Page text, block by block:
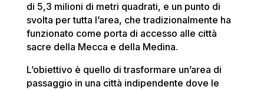
di 5,3 milioni di metri quadrati, e un punto di
svolta per tutta l’area, che tradizionalmente ha
funzionato come porta di accesso alle città
sacre della Mecca e della Medina.
L’obiettivo è quello di trasformare un’area di
passaggio in una città indipendente dove le